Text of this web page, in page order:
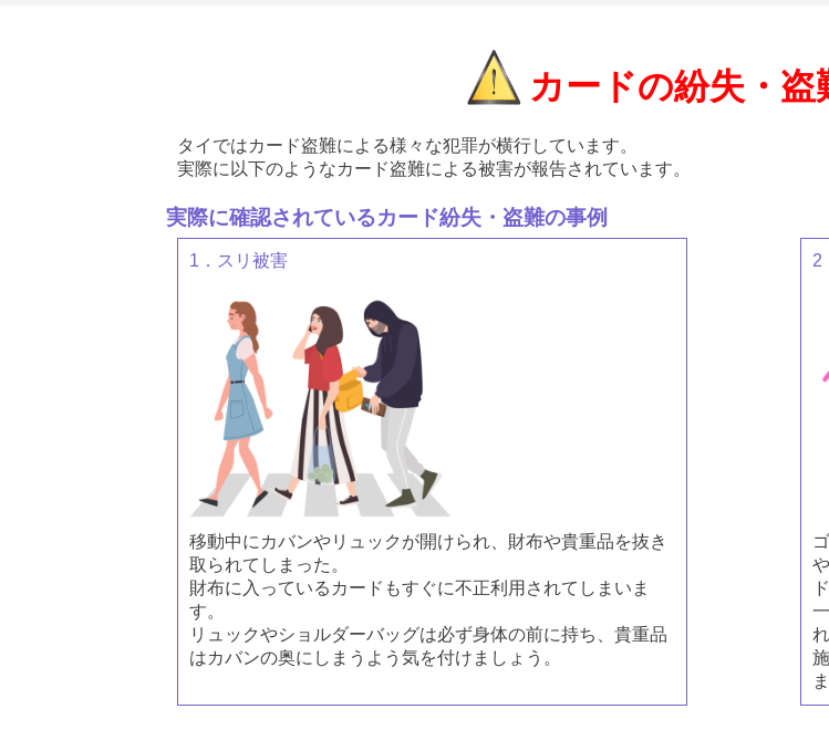
カードの紛失・盗
タイではカード盗難による様々な犯罪が横行しています。
実際に以下のようなカード盗難による被害が報告されています。
実際に確認されているカード紛失・盗難の事例
1．スリ被害
移動中にカバンやリュックが開けられ、財布や貴重品を抜き
取られてしまった。
財布に入っているカードもすぐに不正利用されてしまいま
す。
リュックやショルダーバッグは必ず身体の前に持ち、貴重品
はカバンの奥にしまうよう気を付けましょう。
2